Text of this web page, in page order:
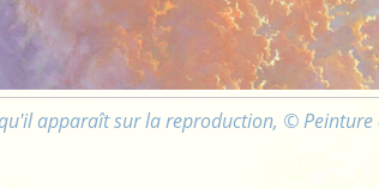
apparaît sur la reproduction, © Peinture